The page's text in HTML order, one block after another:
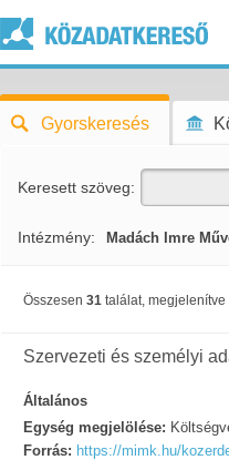
Gyorskeresés
Keresett szöveg:
Intézmény: Madách Imre
Összesen 31 találat, megjelenítve
Szervezeti és személyi
Általános
Egység megjelölése:
Forrás: https://mimk.hu/